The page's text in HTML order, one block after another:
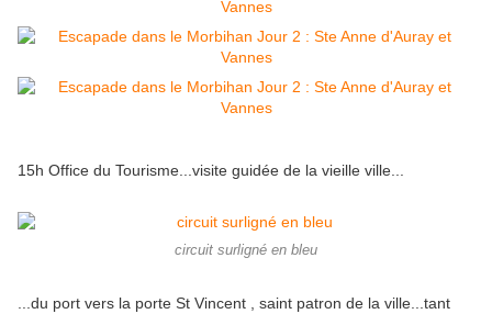
15h Office du Tourisme...visite guidée de la vieille ville...
circuit surligné en bleu
...du port vers la porte St Vincent , saint patron de la ville...tant